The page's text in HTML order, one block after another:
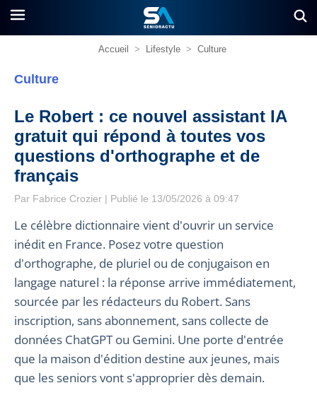
Accueil > Lifestyle > Culture
Culture
Le Robert : ce nouvel assistant IA
gratuit qui répond à toutes vos
questions d'orthographe et de
français
Par Fabrice Crozier | Publié le 13/05/2026 à 09:47
Le célèbre dictionnaire vient d'ouvrir un service
inédit en France. Posez votre question
d'orthographe, de pluriel ou de conjugaison en
langage naturel : la réponse arrive immédiatement,
sourcée par les rédacteurs du Robert. Sans
inscription, sans abonnement, sans collecte de
données ChatGPT ou Gemini. Une porte d'entrée
que la maison d'édition destine aux jeunes, mais
que les seniors vont s'approprier dès demain.